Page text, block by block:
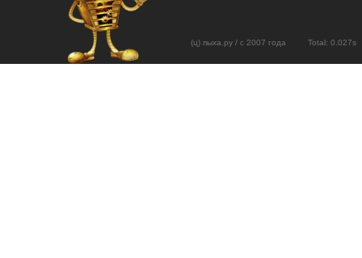
(ц) пыха.ру / с 2007 года Total: